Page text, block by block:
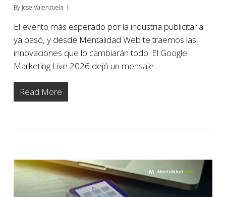
By Jose Valenzuela
El evento más esperado por la industria publicitaria
ya pasó, y desde Mentalidad Web te traemos las
innovaciones que lo cambiarán todo. El Google
Marketing Live 2026 dejó un mensaje…
Read More